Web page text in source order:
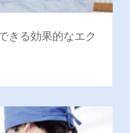
きる効果的なエク